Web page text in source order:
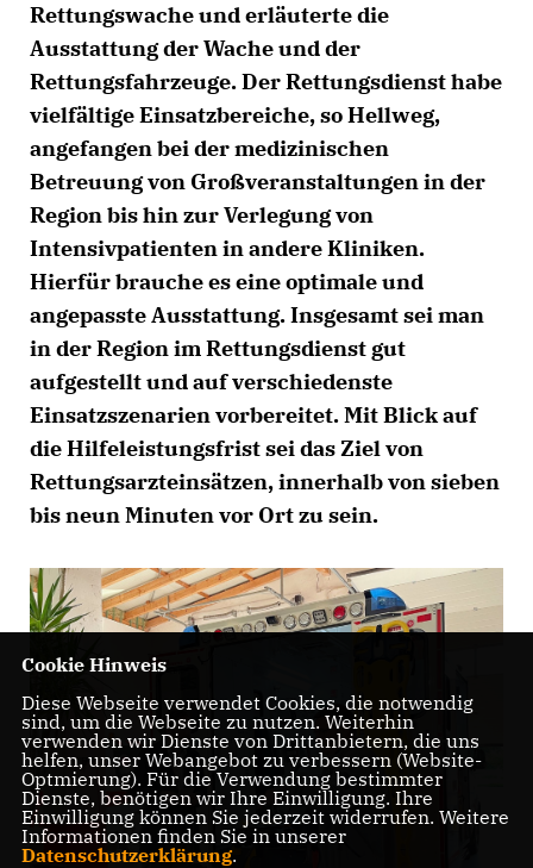
Rettungswache und erläuterte die
Ausstattung der Wache und der
Rettungsfahrzeuge. Der Rettungsdienst habe
vielfältige Einsatzbereiche, so Hellweg,
angefangen bei der medizinischen
Betreuung von Großveranstaltungen in der
Region bis hin zur Verlegung von
Intensivpatienten in andere Kliniken.
Hierfür brauche es eine optimale und
angepasste Ausstattung. Insgesamt sei man
in der Region im Rettungsdienst gut
aufgestellt und auf verschiedenste
Einsatzszenarien vorbereitet. Mit Blick auf
die Hilfeleistungsfrist sei das Ziel von
Rettungsarzteinsätzen, innerhalb von sieben
bis neun Minuten vor Ort zu sein.
Cookie Hinweis
Diese Webseite verwendet Cookies, die notwendig
sind, um die Webseite zu nutzen. Weiterhin
verwenden wir Dienste von Drittanbietern, die uns
helfen, unser Webangebot zu verbessern (Website-
Optmierung). Für die Verwendung bestimmter
Dienste, benötigen wir Ihre Einwilligung. Ihre
Einwilligung können Sie jederzeit widerrufen. Weitere
Informationen finden Sie in unserer
Datenschutzerklärung.